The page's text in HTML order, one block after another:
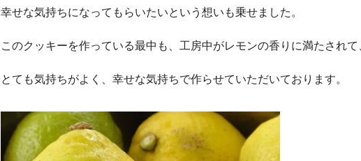
幸せな気持ちになってもらいたいという想いも乗せました。
このクッキーを作っている最中も、工房中がレモンの香りに満たされて
とても気持ちがよく、幸せな気持ちで作らせていただいております。